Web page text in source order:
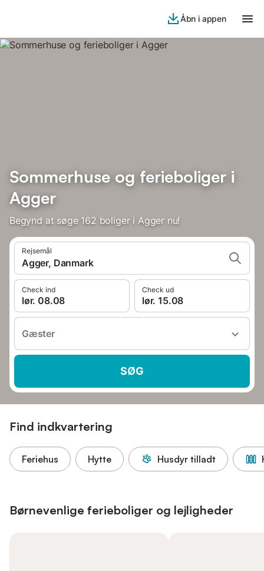
Åbn i appen
Sommerhuse og ferieboliger i
Agger
Begynd at søge 162 boliger i Agger nu!
Rejsemål
Agger, Danmark
Check ind
lør. 08.08
Check ud
lør. 15.08
Gæster
SØG
Find indkvartering
Feriehus Hytte Husdyr tilladt
Børnevenlige ferieboliger og lejligheder